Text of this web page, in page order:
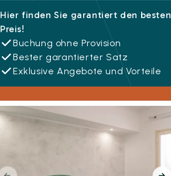
Hier finden Sie garantiert den besten
Preis!
Buchung ohne Provision
Bester garantierter Satz
Exklusive Angebote und Vorteile